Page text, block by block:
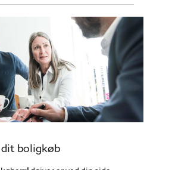
boligkøb